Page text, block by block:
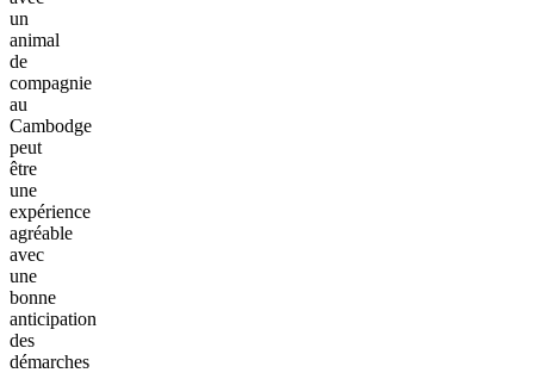
un
animal
de
compagnie
au
Cambodge
peut
être
une
expérience
agréable
avec
une
bonne
anticipation
des
démarches